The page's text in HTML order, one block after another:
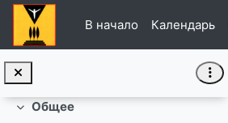
Перейти к основному содержанию
В начало
Календарь
Свернуть
Общее